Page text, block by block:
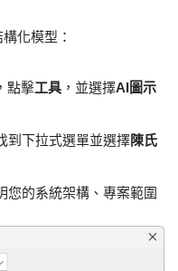
化模型：
點擊工具 ，並選擇AI圖示
到下拉式選單並選擇陳氏
您的系統架構、專案範圍